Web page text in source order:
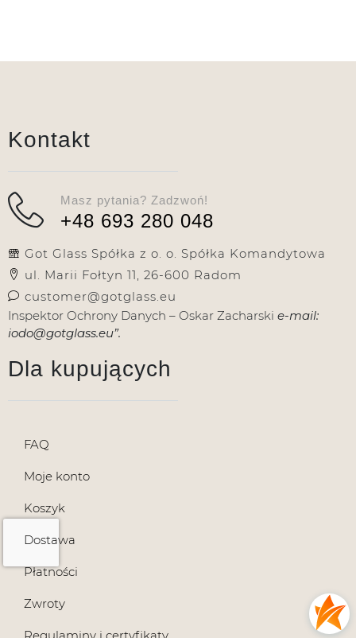
Kontakt
Masz pytania? Zadzwoń!
+48 693 280 048
Got Glass Spółka z o. o. Spółka Komandytowa
ul. Marii Fołtyn 11, 26-600 Radom
customer@gotglass.eu
Inspektor Ochrony Danych – Oskar Zacharski e-mail:
iodo@gotglass.eu”.
Dla kupujących
FAQ
Moje konto
Koszyk
Dostawa
Płatności
Zwroty
Regulaminy i certyfikaty